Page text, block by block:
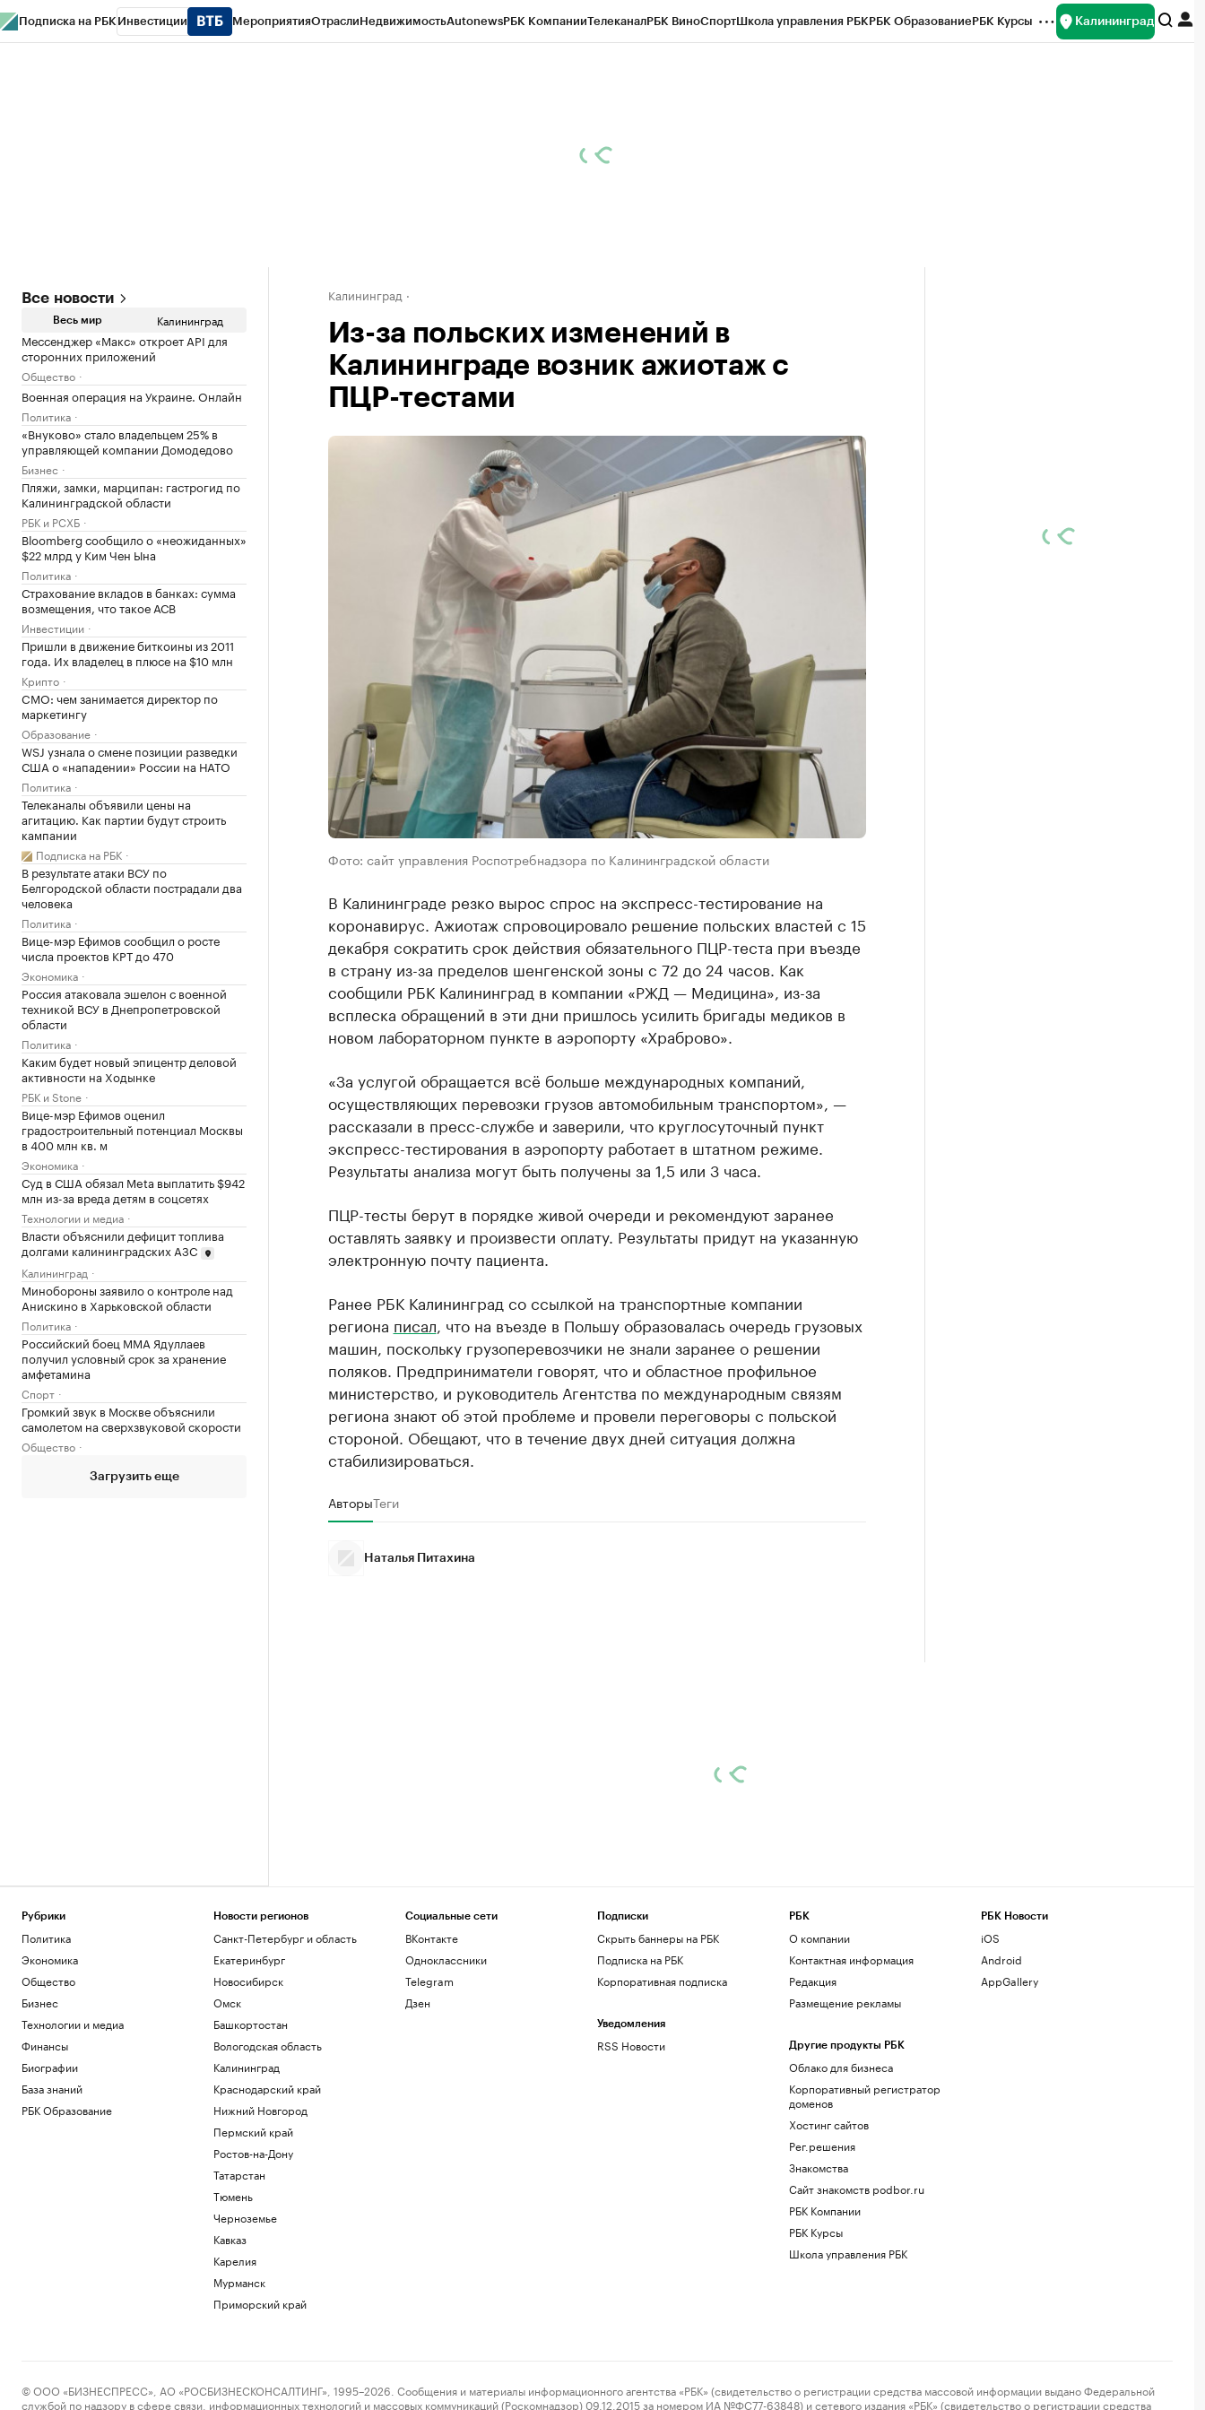
Подписка на РБК Инвестиции МероприятияОтраслиНедвижимостьAutonewsРБК КомпанииТелеканалРБК ВиноСпортШкола управления РБКРБК ОбразованиеРБК Курсы Калининград
Все новости
Весь мир Калининград
Мессенджер «Макс» откроет API для
сторонних приложений
Общество
Военная операция на Украине. Онлайн
Политика
«Внуково» стало владельцем 25% в
управляющей компании Домодедово
Бизнес
Пляжи, замки, марципан: гастрогид по
Калининградской области
РБК и РСХБ
Bloomberg сообщило о «неожиданных»
$22 млрд у Ким Чен Ына
Политика
Страхование вкладов в банках: сумма
возмещения, что такое АСВ
Инвестиции
Пришли в движение биткоины из 2011
года. Их владелец в плюсе на $10 млн
Крипто
CMO: чем занимается директор по
маркетингу
Образование
WSJ узнала о смене позиции разведки
США о «нападении» России на НАТО
Политика
Телеканалы объявили цены на
агитацию. Как партии будут строить
кампании
Подписка на РБК
В результате атаки ВСУ по
Белгородской области пострадали два
человека
Политика
Вице-мэр Ефимов сообщил о росте
числа проектов КРТ до 470
Экономика
Россия атаковала эшелон с военной
техникой ВСУ в Днепропетровской
области
Политика
Каким будет новый эпицентр деловой
активности на Ходынке
РБК и Stone
Вице-мэр Ефимов оценил
градостроительный потенциал Москвы
в 400 млн кв. м
Экономика
Суд в США обязал Meta выплатить $942
млн из-за вреда детям в соцсетях
Технологии и медиа
Власти объяснили дефицит топлива
долгами калининградских АЗС
Калининград
Минобороны заявило о контроле над
Анискино в Харьковской области
Политика
Российский боец ММА Ядуллаев
получил условный срок за хранение
амфетамина
Спорт
Громкий звук в Москве объяснили
самолетом на сверхзвуковой скорости
Общество
Загрузить еще
Калининград
Из-за польских изменений в
Калининграде возник ажиотаж с
ПЦР-тестами
Фото: сайт управления Роспотребнадзора по Калининградской области
В Калининграде резко вырос спрос на экспресс-тестирование на
коронавирус. Ажиотаж спровоцировало решение польских властей с 15
декабря сократить срок действия обязательного ПЦР-теста при въезде
в страну из-за пределов шенгенской зоны с 72 до 24 часов. Как
сообщили РБК Калининград в компании «РЖД — Медицина», из-за
всплеска обращений в эти дни пришлось усилить бригады медиков в
новом лабораторном пункте в аэропорту «Храброво».
«За услугой обращается всё больше международных компаний,
осуществляющих перевозки грузов автомобильным транспортом», —
рассказали в пресс-службе и заверили, что круглосуточный пункт
экспресс-тестирования в аэропорту работает в штатном режиме.
Результаты анализа могут быть получены за 1,5 или 3 часа.
ПЦР-тесты берут в порядке живой очереди и рекомендуют заранее
оставлять заявку и произвести оплату. Результаты придут на указанную
электронную почту пациента.
Ранее РБК Калининград со ссылкой на транспортные компании
региона писал, что на въезде в Польшу образовалась очередь грузовых
машин, поскольку грузоперевозчики не знали заранее о решении
поляков. Предприниматели говорят, что и областное профильное
министерство, и руководитель Агентства по международным связям
региона знают об этой проблеме и провели переговоры с польской
стороной. Обещают, что в течение двух дней ситуация должна
стабилизироваться.
АвторыТеги
Наталья Питахина
Рубрики
Политика
Экономика
Общество
Бизнес
Технологии и медиа
Финансы
Биографии
База знаний
РБК Образование
Новости регионов
Санкт-Петербург и область
Екатеринбург
Новосибирск
Омск
Башкортостан
Вологодская область
Калининград
Краснодарский край
Нижний Новгород
Пермский край
Ростов-на-Дону
Татарстан
Тюмень
Черноземье
Кавказ
Карелия
Мурманск
Приморский край
Социальные сети
ВКонтакте
Одноклассники
Telegram
Дзен
Подписки
Скрыть баннеры на РБК
Подписка на РБК
Корпоративная подписка
Уведомления
RSS Новости
РБК
О компании
Контактная информация
Редакция
Размещение рекламы
Другие продукты РБК
Облако для бизнеса
Корпоративный регистратор
доменов
Хостинг сайтов
Рег.решения
Знакомства
Сайт знакомств podbor.ru
РБК Компании
РБК Курсы
Школа управления РБК
РБК Новости
iOS
Android
AppGallery
© ООО «БИЗНЕСПРЕСС», АО «РОСБИЗНЕСКОНСАЛТИНГ», 1995–2026. Сообщения и материалы информационного агентства «РБК» (свидетельство о регистрации средства массовой информации выдано Федеральной
службой по надзору в сфере связи, информационных технологий и массовых коммуникаций (Роскомнадзор) 09.12.2015 за номером ИА №ФС77-63848) и сетевого издания «РБК» (свидетельство о регистрации средства